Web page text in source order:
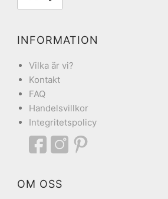
INFORMATION
Vilka är vi?
Kontakt
FAQ
Handelsvillkor
Integritetspolicy
OM OSS